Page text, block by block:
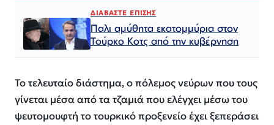
ΔΙΑΒΑΣΤΕ ΕΠΙΣΗΣ
Παλι αμύθητα εκατομμύρια στον
Τούρκο Κοτς από την κυβέρνηση
Το τελευταίο διάστημα, ο πόλεμος νεύρων που τους
γίνεται μέσα από τα τζαμιά που ελέγχει μέσω του
ψευτομουφτή το τουρκικό προξενείο έχει ξεπεράσει